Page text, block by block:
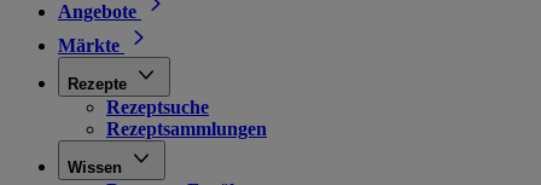
Angebote
Märkte
Rezepte
Rezeptsuche
Rezeptsammlungen
Wissen